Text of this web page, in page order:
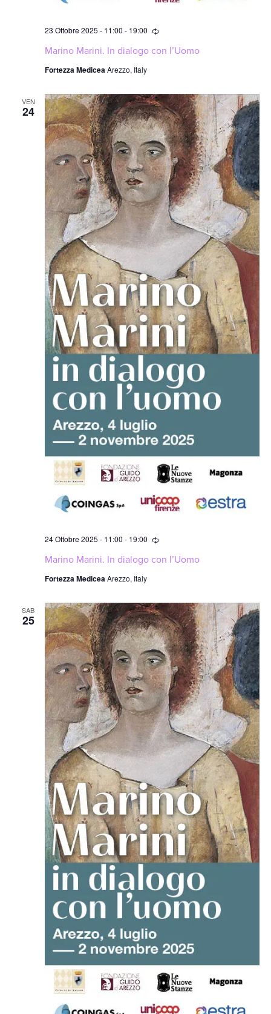
Marino Marini. In dialogo con l’Uomo
23 Ottobre 2025 - 11:00 - 19:00 Ricorrente
Fortezza MediceaArezzo, Italy
VEN
24
Marino Marini. In dialogo con l’Uomo
24 Ottobre 2025 - 11:00 - 19:00 Ricorrente
Fortezza MediceaArezzo, Italy
SAB
25